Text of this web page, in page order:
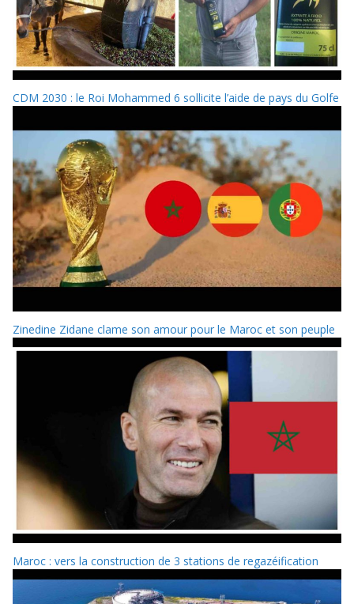
CDM 2030 : le Roi Mohammed 6 sollicite l’aide de pays du Golfe
Zinedine Zidane clame son amour pour le Maroc et son peuple
Maroc : vers la construction de 3 stations de regazéification